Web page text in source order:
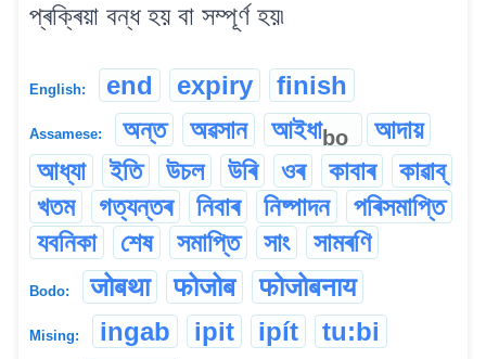
প্ৰক্ৰিয়া বন্ধ হয় বা সম্পূৰ্ণ হয়৷
English: end expiry finish
Assamese: অন্ত অৱসান আইধাbo
আদায়
আধ্যা
ইতি উচল উৰি ওৰ কাবাৰ
কাৱাব্
খতম
গত্যন্তৰ নিবাৰ নিষ্পাদন
পৰিসমাপ্তি
যবনিকা
শেষ সমাপ্তি সাং সামৰণি
Bodo: जोबथा फोजोब फोजोबनाय
Mising: ingab ipit ipít tu:bi